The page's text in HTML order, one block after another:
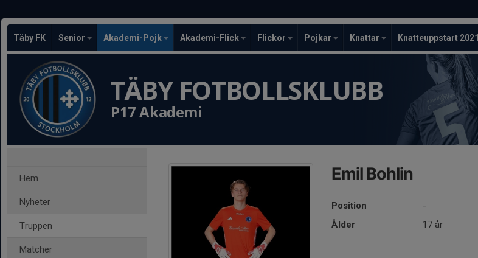
Täby FK Senior Akademi-Pojk Akademi-Flick Flickor Pojkar Knattar Knatteuppstart 2021
TÄBY FOTBOLLSKLUBB
P17 Akademi
Hem
Nyheter
Truppen
Matcher
Emil Bohlin
Position
-
Ålder
17 år